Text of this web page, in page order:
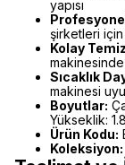
yapısı
şirketleri
Kolay
Sıcaklık
makinesi
Boyutlar:
Yükseklik:
Ürün Kodu:
Koleksiyon: